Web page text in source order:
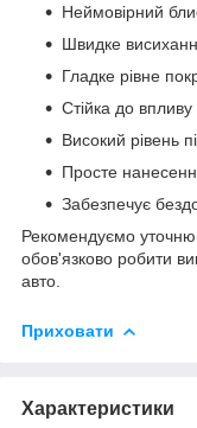
Неймовірний
Швидке
Гладке рівне
Стійка до
Високий рівень
Просте
Забезпечує
Рекомендуємо
обов'язково робити
авто.
Приховати
Характеристики